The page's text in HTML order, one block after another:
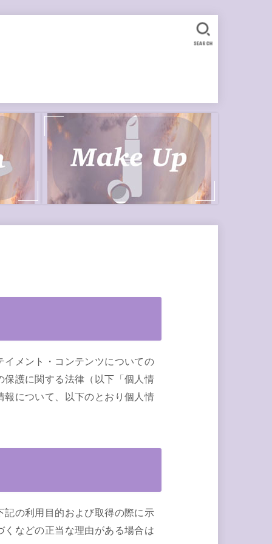
SEARCH
メント・コンテンツについての
護に関する法律（以下「個人情
について、以下のとおり個人情
の利用目的および取得の際に示
などの正当な理由がある場合は